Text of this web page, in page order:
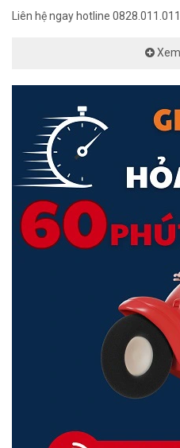
Liên hệ ngay hotline